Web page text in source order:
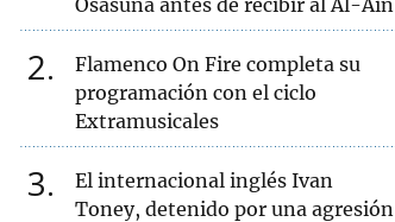
Osasuna antes de recibir al Al-Ain
2
Flamenco On Fire completa su
programación con el ciclo
Extramusicales
3
El internacional inglés Ivan
Toney, detenido por una agresión